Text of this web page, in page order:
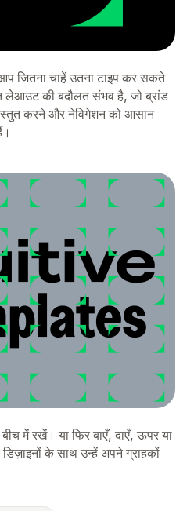
जितना चाहें उतना टाइप कर सकते
लेआउट की बदौलत संभव है, जो ब्रांड
करने और नेविगेशन को आसान
में रखें। या फिर बाएँ, दाएँ, ऊपर या
के साथ उन्हें अपने ग्राहकों